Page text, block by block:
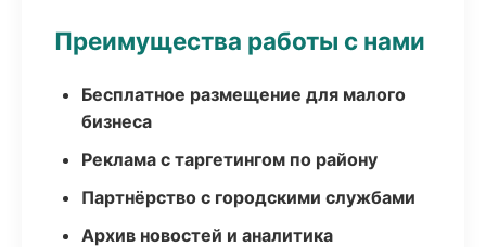
Преимущества работы с нами
Бесплатное размещение для малого
бизнеса
Реклама с таргетингом по району
Партнёрство с городскими службами
Архив новостей и аналитика